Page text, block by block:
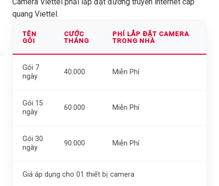
quang Viettel.
TÊN
GÓI
CƯỚC
THÁNG
PHÍ LẮP ĐẶT CAMERA
TRONG NHÀ
Gói 7
ngày
40.000 Miễn Phí
Gói 15
ngày
60.000 Miễn Phí
Gói 30
ngày
90.000 Miễn Phí
Giá áp dụng cho 01 thiết bị camera